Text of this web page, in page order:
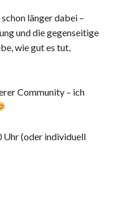
länger dabei –
und die gegenseitige
wie gut es tut,
Community – ich
Uhr (oder individuell